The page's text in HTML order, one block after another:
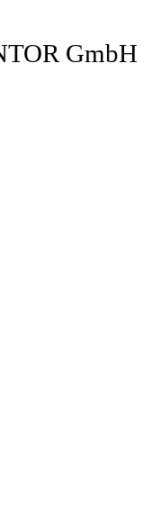
GmbH